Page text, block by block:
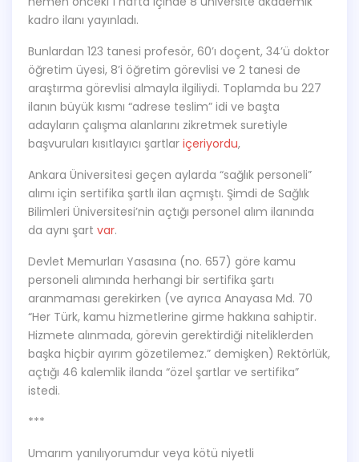
kadro ilanı yayınladı.
Bunlardan 123 tanesi profesör, 60’ı doçent, 34’ü doktor
öğretim üyesi, 8’i öğretim görevlisi ve 2 tanesi de
araştırma görevlisi almayla ilgiliydi. Toplamda bu 227
ilanın büyük kısmı “adrese teslim” idi ve başta
adayların çalışma alanlarını zikretmek suretiyle
başvuruları kısıtlayıcı şartlar içeriyordu,
Ankara Üniversitesi geçen aylarda “sağlık personeli”
alımı için sertifika şartlı ilan açmıştı. Şimdi de Sağlık
Bilimleri Üniversitesi’nin açtığı personel alım ilanında
da aynı şart var.
Devlet Memurları Yasasına (no. 657) göre kamu
personeli alımında herhangi bir sertifika şartı
aranmaması gerekirken (ve ayrıca Anayasa Md. 70
“Her Türk, kamu hizmetlerine girme hakkına sahiptir.
Hizmete alınmada, görevin gerektirdiği niteliklerden
başka hiçbir ayırım gözetilemez.” demişken) Rektörlük,
açtığı 46 kalemlik ilanda “özel şartlar ve sertifika”
istedi.
***
Umarım yanılıyorumdur veya kötü niyetli